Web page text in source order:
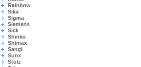
Rainbow
Sika
Sigma
Siemens
Sick
Shinko
Shimax
Sangi
Sunx
Stulz